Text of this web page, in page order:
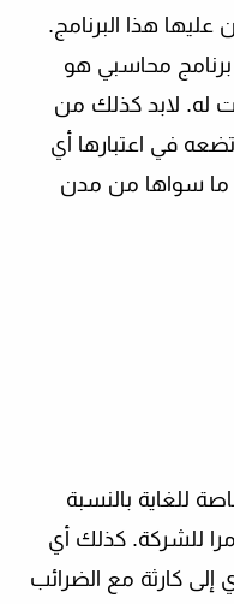
هذا البرنامج.
محاسبي هو
له. لابد كذلك من
في اعتبارها أي
ما سواها من مدن
للغاية بالنسبة
للشركة. كذلك أي
كارثة مع الضرائب